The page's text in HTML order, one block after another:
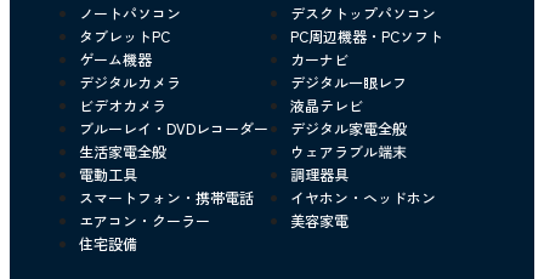
ノートパソコン
デスクトップパソコン
タブレットPC
PC周辺機器・PCソフト
ゲーム機器
カーナビ
デジタルカメラ
デジタル一眼レフ
ビデオカメラ
液晶テレビ
ブルーレイ・DVDレコーダー
デジタル家電全般
生活家電全般
ウェアラブル端末
電動工具
調理器具
スマートフォン・携帯電話
イヤホン・ヘッドホン
エアコン・クーラー
美容家電
住宅設備